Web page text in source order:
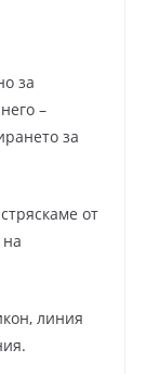
за
–
за
от
линия